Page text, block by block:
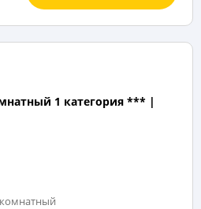
1 категория *** |